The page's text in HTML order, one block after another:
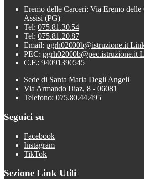
Eremo delle Carceri: Via Eremo delle
Assisi (PG)
Tel: 075.81.30.54
Tel: 075.81.20.87
Email: pgrh02000b@istruzione.it
PEC: pgrh02000b@pec.istruzione.it
C.F.: 94091390545
Sede di Santa Maria Degli Angeli
Via Armando Diaz, 8 - 06081
Telefono: 075.80.44.495
Seguici su
Facebook
Instagram
TikTok
Sezione Link Utili